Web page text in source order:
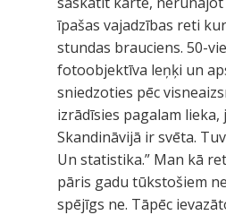
īpašas vajadzības reti
stundas brauciens. 50-
fotoobjektīva leņķi un
sniedzoties pēc
izrādīsies pagalam
Skandināvijā ir svēta.
Un statistika.” Man kā
pāris gadu tūkstošiem
spējīgs ne. Tāpēc